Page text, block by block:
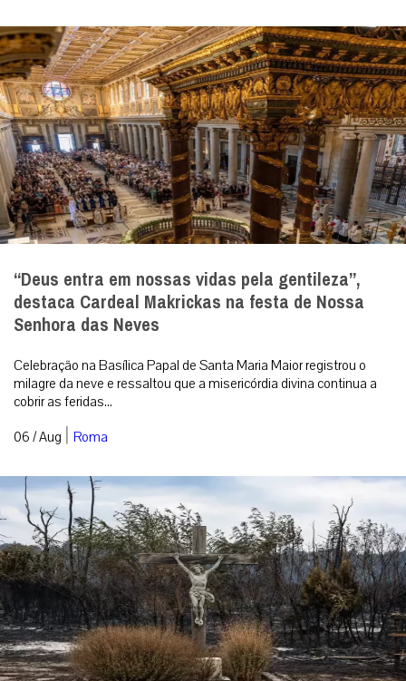
“Deus entra em nossas vidas pela gentileza”,
destaca Cardeal Makrickas na festa de Nossa
Senhora das Neves
Celebração na Basílica Papal de Santa Maria Maior registrou o
milagre da neve e ressaltou que a misericórdia divina continua a
cobrir as feridas...
06 / Aug | Roma